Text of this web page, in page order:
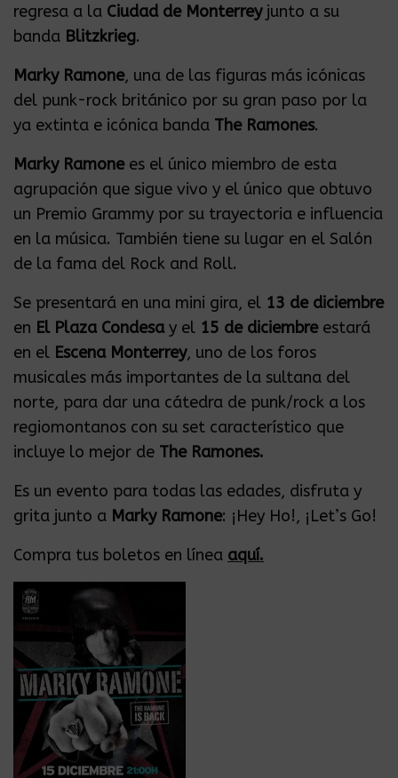
regresa a la Ciudad de Monterreyjunto a su
banda Blitzkrieg.
Marky Ramone, una de las figuras más icónicas
del punk-rock británico por su gran paso por la
ya extinta e icónica banda The Ramones.
Marky Ramonees el único miembro de esta
agrupación que sigue vivo y el único que obtuvo
un Premio Grammy por su trayectoria e influencia
en la música. También tiene su lugar en el Salón
de la fama del Rock and Roll.
Se presentará en una mini gira, el 13 de diciembre
en El Plaza Condesay el 15 de diciembreestará
en el Escena Monterrey, uno de los foros
musicales más importantes de la sultana del
norte, para dar una cátedra de punk/rock a los
regiomontanos con su set característico que
incluye lo mejor de The Ramones.
Es un evento para todas las edades, disfruta y
grita junto a Marky Ramone: ¡Hey Ho!, ¡Let’s Go!
Compra tus boletos en línea aquí.